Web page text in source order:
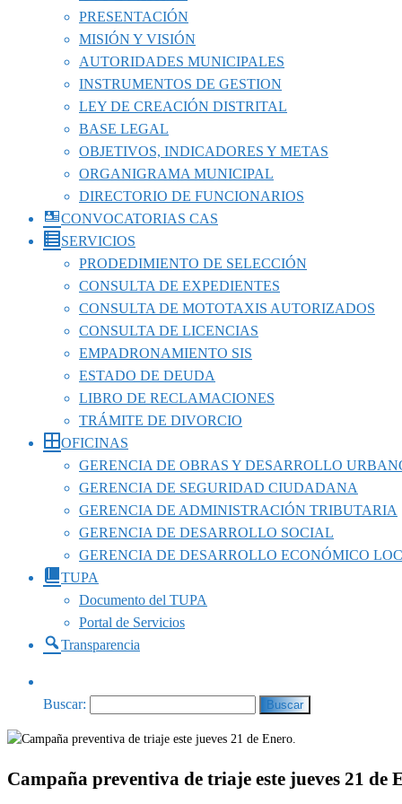
PRESENTACIÓN
MISIÓN Y VISIÓN
AUTORIDADES MUNICIPALES
INSTRUMENTOS DE GESTION
LEY DE CREACIÓN DISTRITAL
BASE LEGAL
OBJETIVOS, INDICADORES Y METAS
ORGANIGRAMA MUNICIPAL
DIRECTORIO DE FUNCIONARIOS
CONVOCATORIAS CAS
SERVICIOS
PRODEDIMIENTO DE SELECCIÓN
CONSULTA DE EXPEDIENTES
CONSULTA DE MOTOTAXIS AUTORIZADOS
CONSULTA DE LICENCIAS
EMPADRONAMIENTO SIS
ESTADO DE DEUDA
LIBRO DE RECLAMACIONES
TRÁMITE DE DIVORCIO
OFICINAS
GERENCIA DE OBRAS Y DESARROLLO
GERENCIA DE SEGURIDAD CIUDADANA
GERENCIA DE ADMINISTRACIÓN TRIBUTARIA
GERENCIA DE DESARROLLO SOCIAL
GERENCIA DE DESARROLLO ECONÓMICO
TUPA
Documento del TUPA
Portal de Servicios
Transparencia
Buscar:
Campaña preventiva de triaje este jueves 21 de